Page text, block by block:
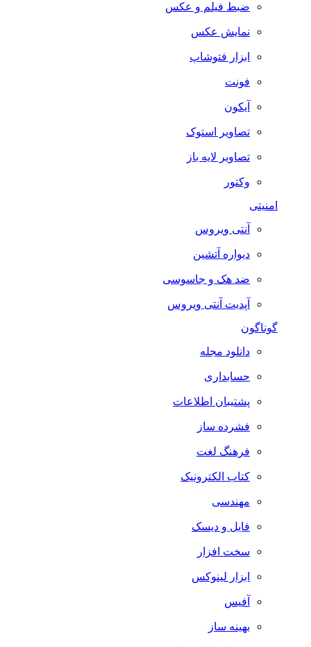
ضبط فيلم و عكس
نمایش عکس
ابزار فتوشاپ
فونت
آیکون
تصاویر استوک
تصاویر لایه باز
وکتور
آنتی ویروس
دیواره آتشین
ضد هک و جاسوسی
آپدیت آنتی ویروس
گوناگون
دانلود مجله
حسابداری
پشتیبان اطلاعات
فشرده ساز
فرهنگ لغت
کتاب الکترونیک
مهندسی
فایل و دیسک
سخت افزار
ابزار لینوکس
آفیس
بهینه ساز